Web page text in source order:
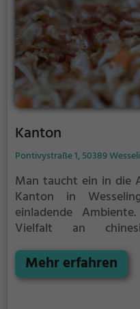
Kanton
Pontivystraße 1, 50389
Man taucht ein in die
Kanton in
einladende
Vielfalt an
Gerichte. Das
das passende
Mehr erfahren